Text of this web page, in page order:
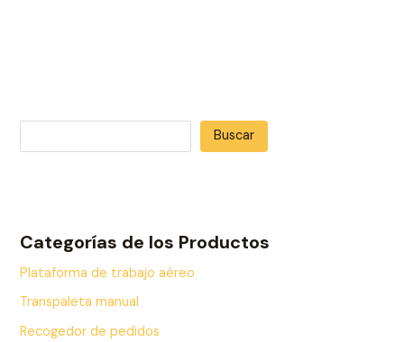
Buscar
Categorías de los Productos
Plataforma de trabajo aéreo
Transpaleta manual
Recogedor de pedidos